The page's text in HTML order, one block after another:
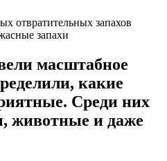
запахи
масштабное
какие
Среди них
животные и даже